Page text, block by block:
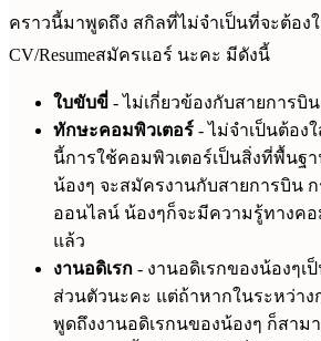
คราวนี้มาพูดถึง สกิลที่ไม่จำเป็นที่จะต้อง
CV/Resumeสมัครแอร์ นะคะ มีดังนี้
ใบขับขี่ - ไม่เกี่ยวข้องกับสายการบิ
ทักษะคอมพิวเตอร์ - ไม่จำเป็นต้อง
นี้การใช้คอมพิวเตอร์เป็นสิ่งที่พื้นฐ
น้องๆ จะสมัครงานกับสายการบิน
ออนไลน์ น้องๆก็จะมีความรู้ทางค
แล้ว
งานอดิเรก - งานอดิเรกของน้องๆ
ส่วนตัวนะคะ แต่ถ้าหากในระหว่า
พูดถึงงานอดิเรกนของน้องๆ ก็สาม